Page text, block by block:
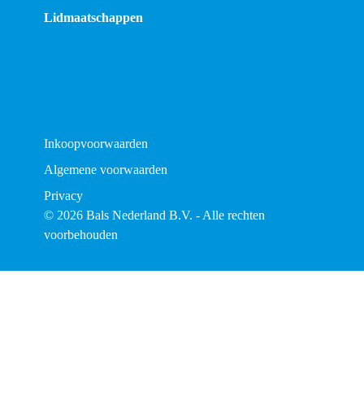
Lidmaatschappen
Inkoopvoorwaarden
Algemene voorwaarden
Privacy
© 2026 Bals Nederland B.V. - Alle rechten
voorbehouden